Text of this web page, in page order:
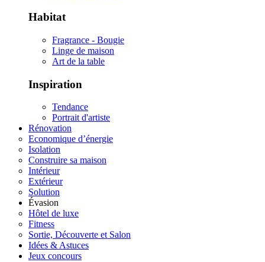
Habitat
Fragrance - Bougie
Linge de maison
Art de la table
Inspiration
Tendance
Portrait d'artiste
Rénovation
Economique d’énergie
Isolation
Construire sa maison
Intérieur
Extérieur
Solution
Évasion
Hôtel de luxe
Fitness
Sortie, Découverte et Salon
Idées & Astuces
Jeux concours